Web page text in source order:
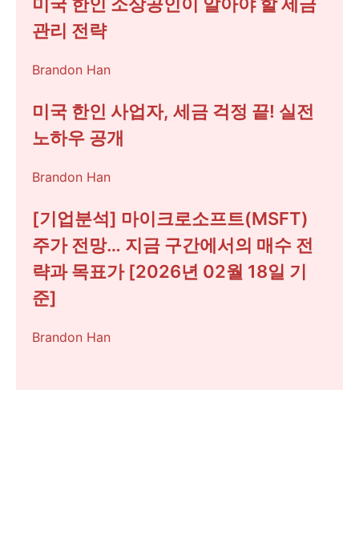
관리 전략
Brandon Han
미국 한인 사업자, 세금 걱정 끝! 실전
노하우 공개
Brandon Han
[기업분석] 마이크로소프트(MSFT)
주가 전망… 지금 구간에서의 매수 전
략과 목표가 [2026년 02월 18일 기
준]
Brandon Han